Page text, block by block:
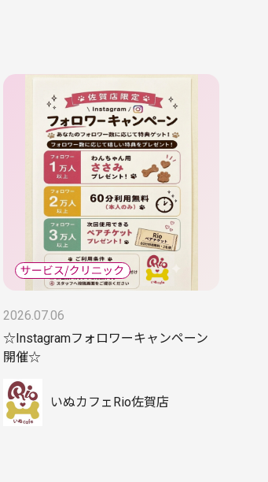
2026.07.06
☆Instagramフォロワーキャンペーン
開催☆
いぬカフェRio佐賀店